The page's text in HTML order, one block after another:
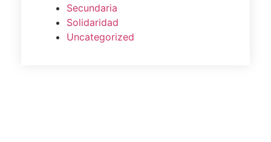
Secundaria
Solidaridad
Uncategorized